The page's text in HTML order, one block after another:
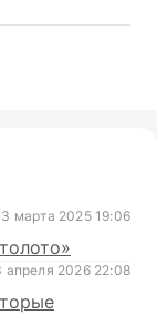
марта 2025 19:06
апреля 2026 22:08